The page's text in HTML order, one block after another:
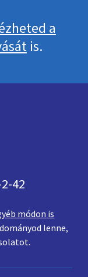
a
is.
42
módon is
lenne,